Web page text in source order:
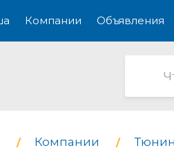
Компании Объявления
Компании